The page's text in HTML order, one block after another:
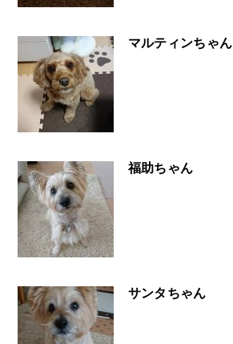
マルティンちゃん
福助ちゃん
サンタちゃん